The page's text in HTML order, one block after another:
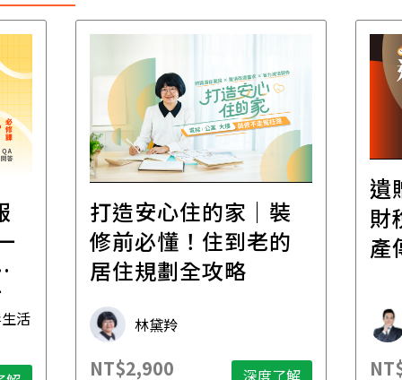
活
打造安心住的家｜裝
修前必懂！住到老的
居住規劃全攻略
林黛羚
NT$2,900
遺
財
產